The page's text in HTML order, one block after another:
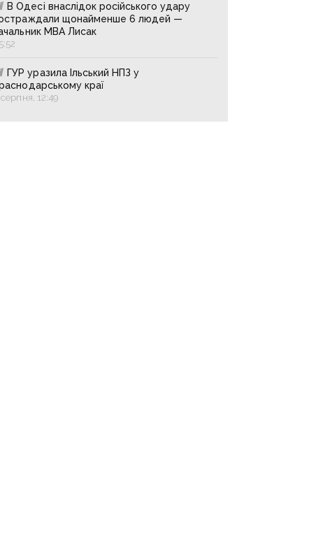
В Одесі внаслідок російського удару
щонайменше 6 людей —
МВА Лисак
ГУР уразила Ільський НПЗ у
краї
12:49